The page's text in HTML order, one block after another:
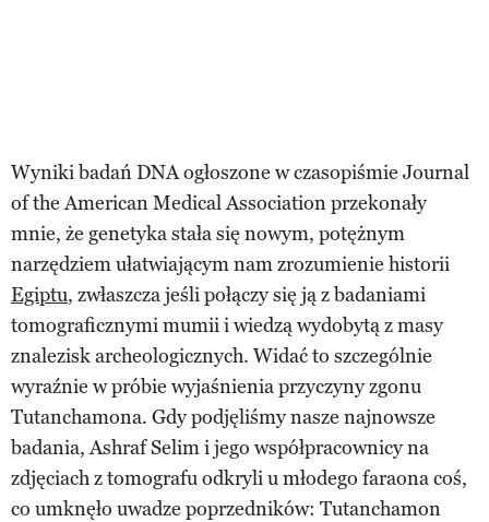
Wyniki badań DNA ogłoszone w czasopiśmie Journal
of the American Medical Association przekonały
mnie, że genetyka stała się nowym, potężnym
narzędziem ułatwiającym nam zrozumienie historii
Egiptu, zwłaszcza jeśli połączy się ją z badaniami
tomograficznymi mumii i wiedzą wydobytą z masy
znalezisk archeologicznych. Widać to szczególnie
wyraźnie w próbie wyjaśnienia przyczyny zgonu
Tutanchamona. Gdy podjęliśmy nasze najnowsze
badania, Ashraf Selim i jego współpracownicy na
zdjęciach z tomografu odkryli u młodego faraona coś,
co umknęło uwadze poprzedników: Tutanchamon